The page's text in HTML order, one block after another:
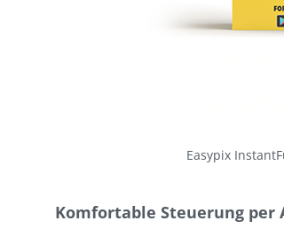
Easypix
Komfortable Steuerung per